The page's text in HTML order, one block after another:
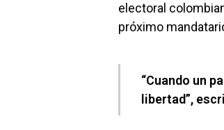
electoral
próximo
“Cuando un
libertad”,